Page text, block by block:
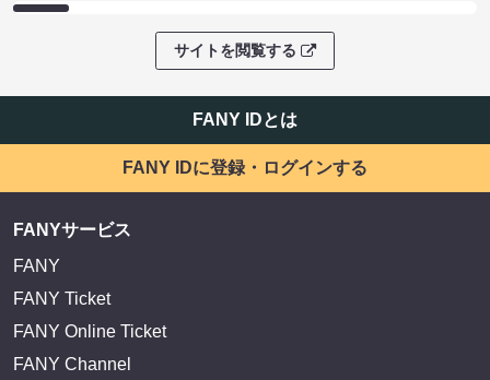
サイトを閲覧する
FANY IDとは
FANY IDに登録・ログインする
FANYサービス
FANY
FANY Ticket
FANY Online Ticket
FANY Channel